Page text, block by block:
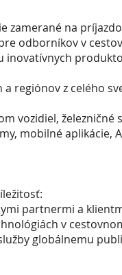
na
odborníkov v
regiónov z celého
vozidiel, železničné
mobilné aplikácie,
partnermi a
v
globálnemu